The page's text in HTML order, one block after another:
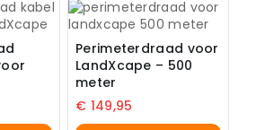
Perimeterdraad voor
LandXcape – 500
meter
€ 149,95